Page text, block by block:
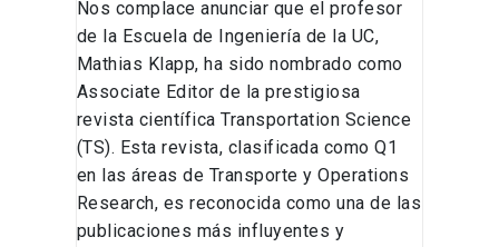
Nos complace anunciar que el profesor
de la Escuela de Ingeniería de la UC,
Mathias Klapp, ha sido nombrado como
Associate Editor de la prestigiosa
revista científica Transportation Science
(TS). Esta revista, clasificada como Q1
en las áreas de Transporte y Operations
Research, es reconocida como una de las
publicaciones más influyentes y